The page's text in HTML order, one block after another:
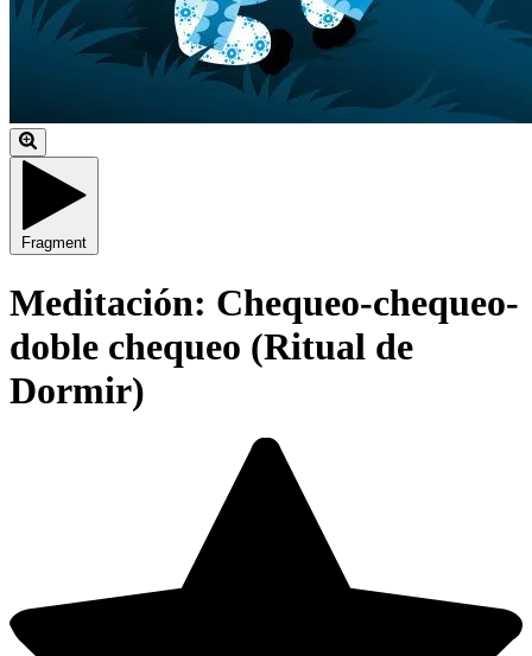
Fragment
Meditación: Chequeo-chequeo-
doble chequeo (Ritual de
Dormir)